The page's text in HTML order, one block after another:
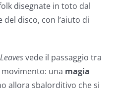
disegnate in toto dal
disco, con l’aiuto di
vede il passaggio tra
una magia
allora sbalorditivo che si